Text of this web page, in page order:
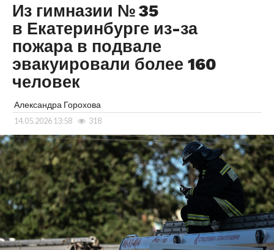
Из гимназии № 35
в Екатеринбурге из-за
пожара в подвале
эвакуировали более 160
человек
Александра Горохова
14.05.2026 13:58 318